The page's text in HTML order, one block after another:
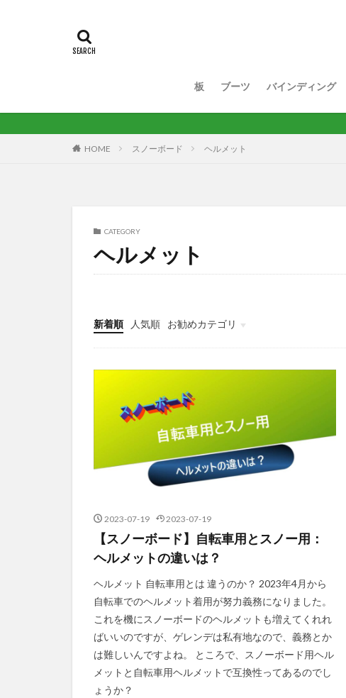
板 ブーツ バインディング
HOME スノーボード ヘルメット
CATEGORY
ヘルメット
新着順 人気順
お勧めカテゴリ
初心者
板
グローブ
雑談
バインディング
ブーツ
小物
ゴーグル
ヘルメット
アルペン
2023-07-19 2023-07-19
【スノーボード】自転車用とスノー用：
ヘルメットの違いは？
ヘルメット 自転車用とは 違うのか？ 2023年4月から
自転車でのヘルメット着用が努力義務になりました。
これを機にスノーボードのヘルメットも増えてくれれ
ばいいのですが、ゲレンデは私有地なので、義務とか
は難しいんですよね。 ところで、スノーボード用ヘル
メットと自転車用ヘルメットで互換性ってあるのでし
ょうか？